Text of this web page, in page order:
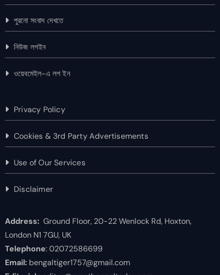
পুরনো সংবাদ দেখতে
নিউজ লগইন
ওয়েবমেইল-এ লগ ইন
Privacy Policy
Cookies & 3rd Party Advertisements
Use of Our Services
Disclaimer
Address:Ground Floor, 20-22 Wenlock Rd, Hoxton,
London N1 7GU, UK
Telephone: 02072586699
Email:bengaltiger1757@gmail.com